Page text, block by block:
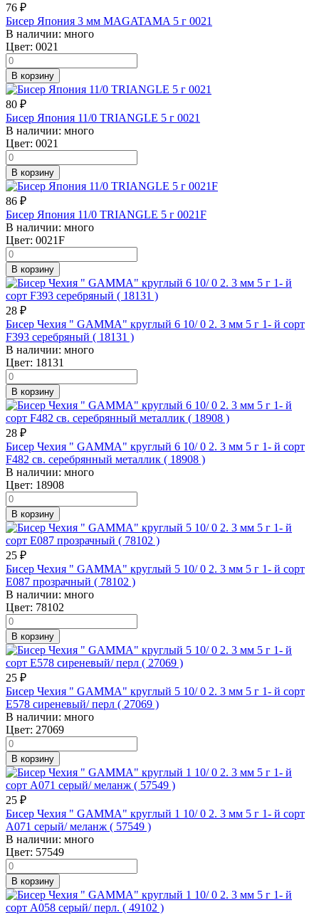
76 ₽
Бисер Япония 3 мм MAGATAMA 5 г 0021
В наличии: много
Цвет: 0021
В корзину
80 ₽
Бисер Япония 11/0 TRIANGLE 5 г 0021
В наличии: много
Цвет: 0021
В корзину
86 ₽
Бисер Япония 11/0 TRIANGLE 5 г 0021F
В наличии: много
Цвет: 0021F
В корзину
28 ₽
Бисер Чехия " GAMMA" круглый 6 10/ 0 2. 3 мм 5 г 1- й сорт
F393 серебряный ( 18131 )
В наличии: много
Цвет: 18131
В корзину
28 ₽
Бисер Чехия " GAMMA" круглый 6 10/ 0 2. 3 мм 5 г 1- й сорт
F482 св. серебрянный металлик ( 18908 )
В наличии: много
Цвет: 18908
В корзину
25 ₽
Бисер Чехия " GAMMA" круглый 5 10/ 0 2. 3 мм 5 г 1- й сорт
E087 прозрачный ( 78102 )
В наличии: много
Цвет: 78102
В корзину
25 ₽
Бисер Чехия " GAMMA" круглый 5 10/ 0 2. 3 мм 5 г 1- й сорт
Е578 сиреневый/ перл ( 27069 )
В наличии: много
Цвет: 27069
В корзину
25 ₽
Бисер Чехия " GAMMA" круглый 1 10/ 0 2. 3 мм 5 г 1- й сорт
A071 серый/ меланж ( 57549 )
В наличии: много
Цвет: 57549
В корзину